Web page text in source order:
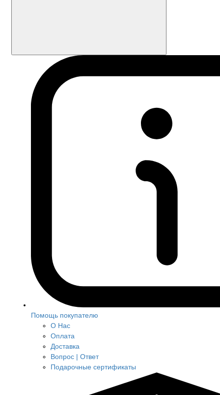
Помощь покупателю
О Нас
Оплата
Доставка
Вопрос | Ответ
Подарочные сертификаты